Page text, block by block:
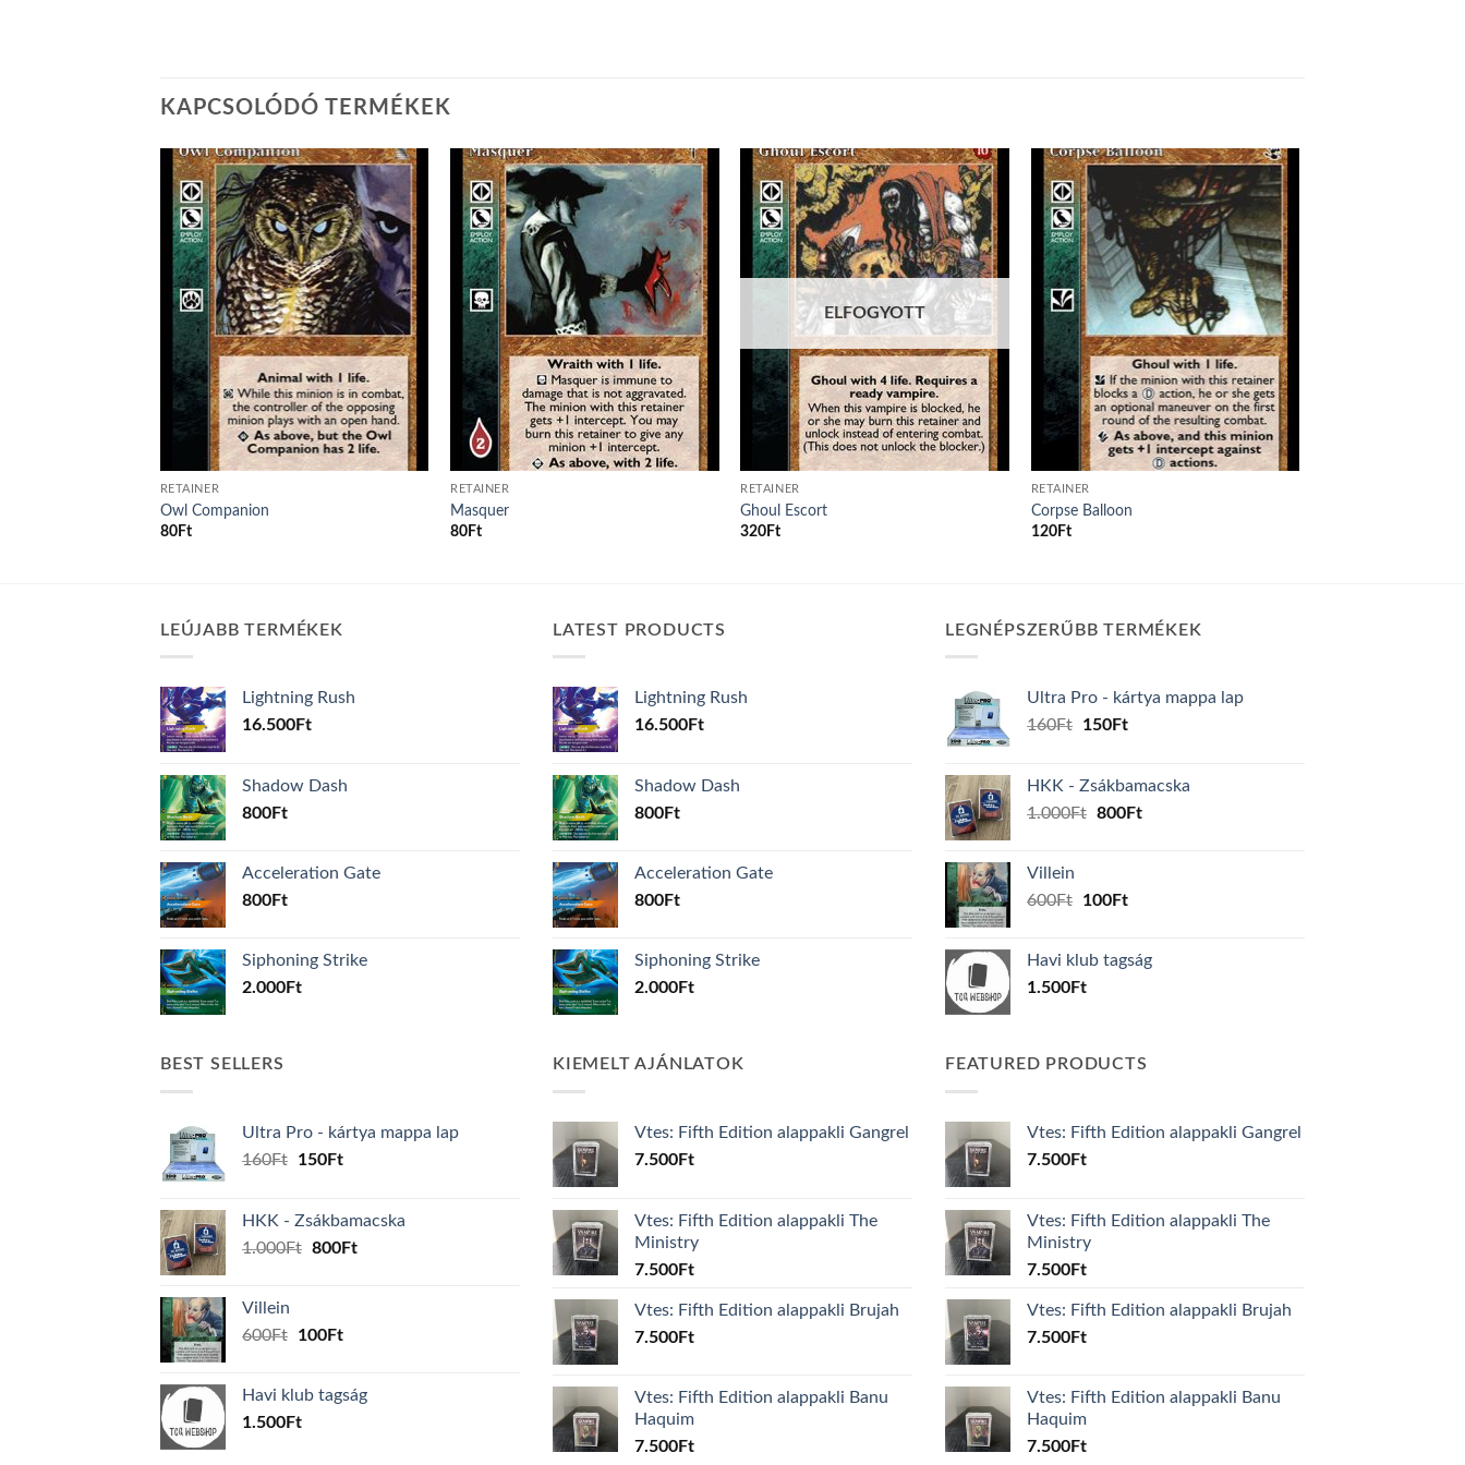
KAPCSOLÓDÓ TERMÉKEK
Add to
wishlist
RETAINER
Owl Companion
80Ft
Add to
wishlist
RETAINER
Masquer
80 Ft
Add to
wishlist
ELFOGYOTT
RETAINER
Ghoul Escort
320 Ft
wishlist
RETAINER
Corpse Balloon
120Ft
LEÚJABB TERMÉKEK
Lightning Rush
16.500Ft
Shadow Dash
800Ft
Acceleration Gate
800Ft
Siphoning Strike
2.000Ft
LATEST PRODUCTS
Lightning Rush
16.500Ft
Shadow Dash
800Ft
Acceleration Gate
800Ft
Siphoning Strike
2.000Ft
LEGNÉPSZERŰBB TERMÉKEK
Ultra Pro - kártya mappa lap
160Ft
Original
160Ft.
150FtCurrent
150Ft.
HKK - Zsákbamacska
1.000Ft Original
800FtCurrent
Villein
600Ft
Original
600Ft.
100FtCurrent
100Ft.
Havi klub tagság
1.500Ft
BEST SELLERS
Ultra Pro - kártya mappa lap
160Ft
Original
160Ft.
150FtCurrent
150Ft.
HKK - Zsákbamacska
1.000Ft Original
800FtCurrent
Villein
600Ft
Original
600Ft.
100FtCurrent
100Ft.
Havi klub tagság
1.500Ft
KIEMELT AJÁNLATOK
Vtes: Fifth Edition alappakli Gangrel
7.500Ft
Vtes: Fifth Edition alappakli The
Ministry
7.500Ft
Vtes: Fifth Edition alappakli Brujah
7.500Ft
Vtes: Fifth Edition alappakli Banu
Haquim
7.500Ft
FEATURED PRODUCTS
Vtes: Fifth Edition alappakli Gangrel
7.500Ft
Vtes: Fifth Edition alappakli The
Ministry
7.500Ft
Vtes: Fifth Edition alappakli Brujah
7.500Ft
Vtes: Fifth Edition alappakli Banu
Haquim
7.500Ft